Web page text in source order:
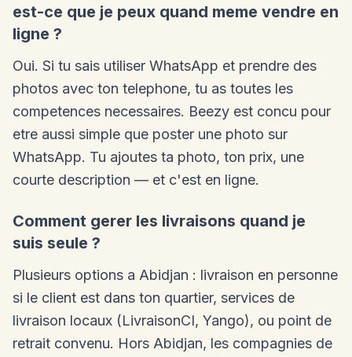
est-ce que je peux quand meme vendre en
ligne ?
Oui. Si tu sais utiliser WhatsApp et prendre des
photos avec ton telephone, tu as toutes les
competences necessaires. Beezy est concu pour
etre aussi simple que poster une photo sur
WhatsApp. Tu ajoutes ta photo, ton prix, une
courte description — et c'est en ligne.
Comment gerer les livraisons quand je
suis seule ?
Plusieurs options a Abidjan : livraison en personne
si le client est dans ton quartier, services de
livraison locaux (LivraisonCI, Yango), ou point de
retrait convenu. Hors Abidjan, les compagnies de